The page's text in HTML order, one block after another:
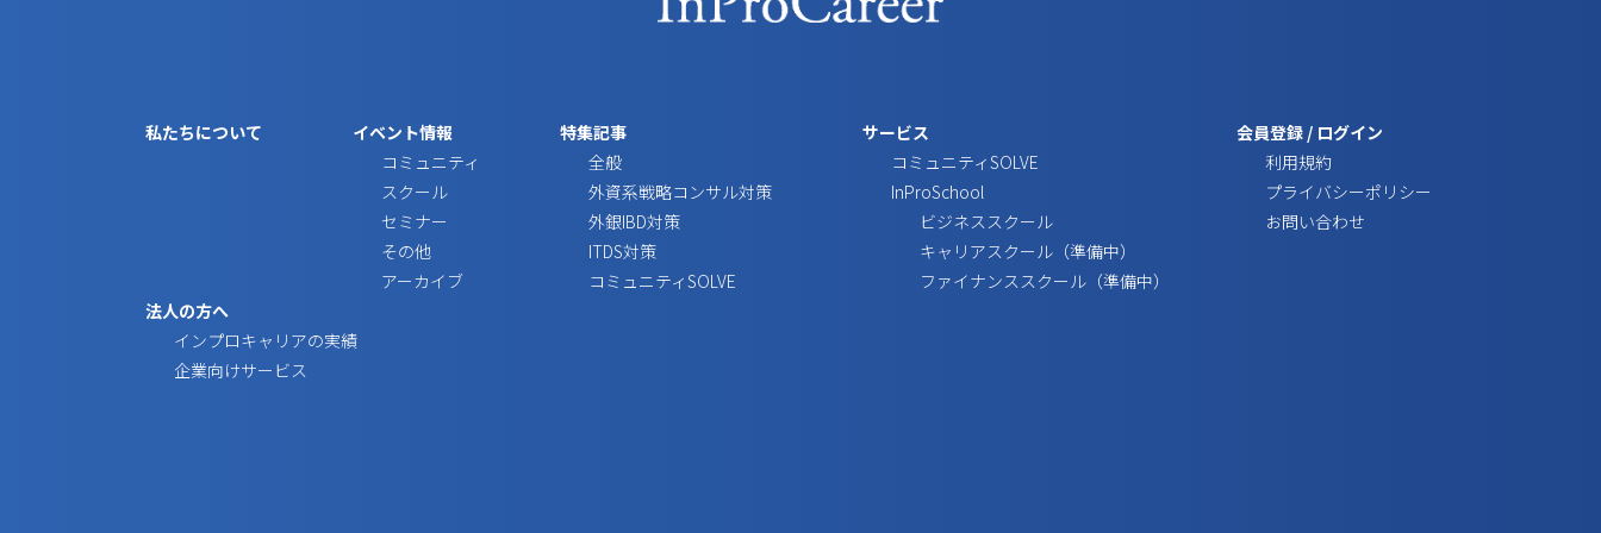
私たちについて
イベント情報
コミュニティ
スクール
セミナー
その他
アーカイブ
特集記事
全般
外資系戦略コンサル対策
外銀IBD対策
ITDS対策
コミュニティSOLVE
サービス
コミュニティSOLVE
InProSchool
ビジネススクール
キャリアスクール（準備中）
ファイナンススクール（準備中）
会員登録 / ログイン
利用規約
プライバシーポリシー
お問い合わせ
法人の方へ
インプロキャリアの実績
企業向けサービス